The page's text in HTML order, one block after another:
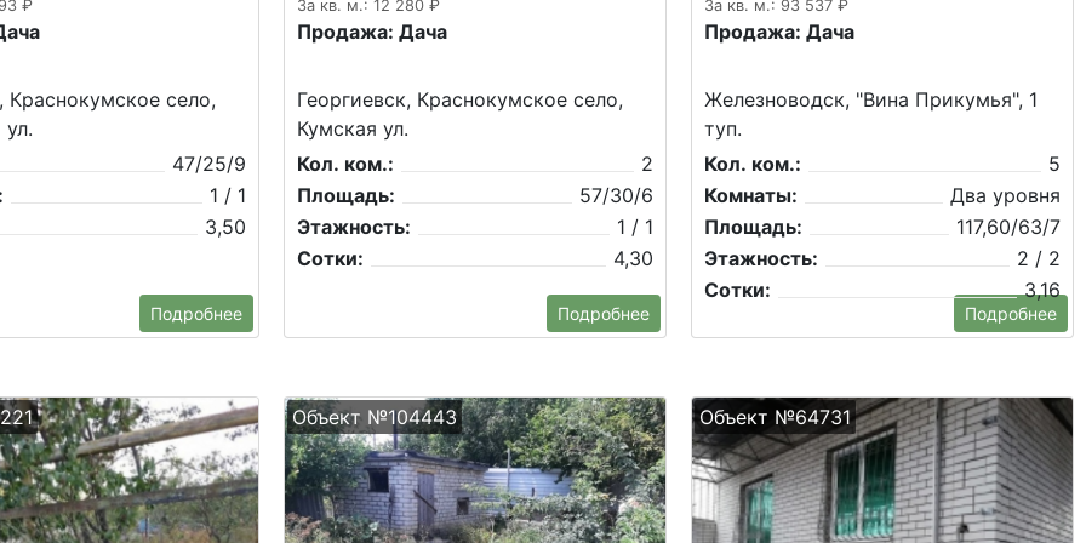
₽
Краснокумское село,
47/25/9
1 / 1
3,50
Подробнее
За кв. м.: 12 280 ₽
Продажа: Дача
Георгиевск, Краснокумское село,
Кумская ул.
Кол. ком.:
2
Площадь:
57/30/6
Этажность:
1 / 1
Сотки:
4,30
Подробнее
За кв. м.: 93 537 ₽
Продажа: Дача
Железноводск, "Вина Прикумья", 1
туп.
Кол. ком.:
5
Комнаты:
Два уровня
Площадь:
117,60/63/7
Этажность:
2 / 2
Сотки:
3,16
Подробнее
Объект №104443 Объект №64731